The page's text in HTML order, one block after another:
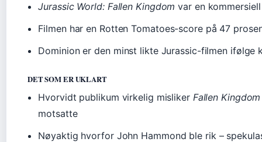
Jurassic World: Fallen Kingdom var en
Filmen har en Rotten Tomatoes-score på 47
Dominion er den minst likte Jurassic-filmen ifølge
DET SOM ER UKLART
Hvorvidt publikum virkelig misliker Fallen Kingdom
motsatte
Nøyaktig hvorfor John Hammond ble rik –